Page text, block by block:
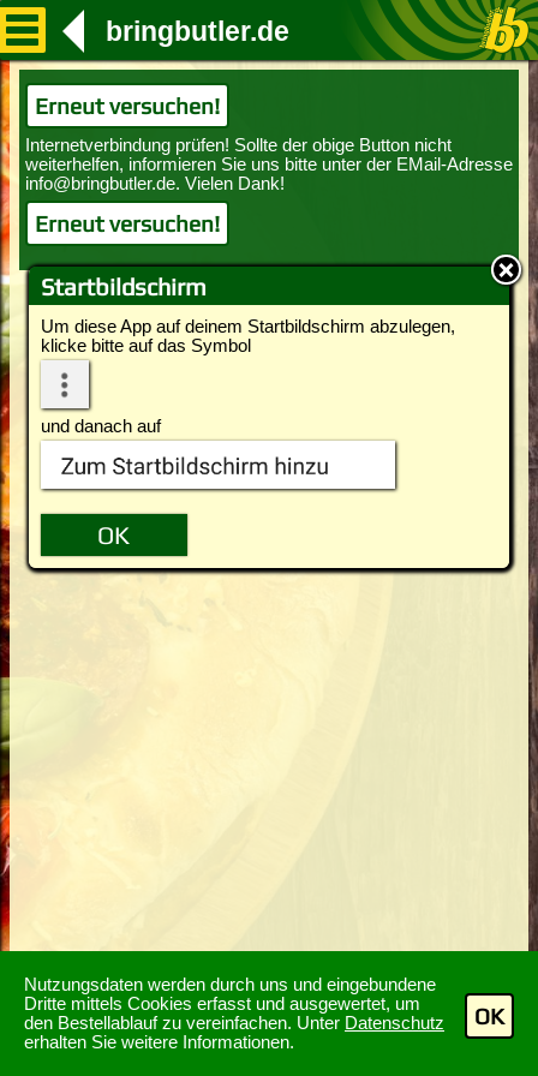
Nutzungsdaten werden durch uns und eingebundene
Dritte mittels Cookies erfasst und ausgewertet, um
den Bestellablauf zu vereinfachen. Unter Datenschutz
erhalten Sie weitere Informationen.
OK
Startbildschirm
Um diese App auf deinem Startbildschirm abzulegen,
klicke bitte auf das Symbol
und danach auf
bringbutler.de
Erneut versuchen!
Erneut versuchen!